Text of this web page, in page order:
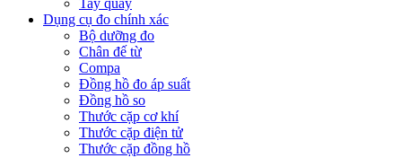
Dụng cụ đo chính xác
Bộ dưỡng đo
Chân đế từ
Compa
Đồng hồ đo áp suất
Đồng hồ so
Thước cặp cơ khí
Thước cặp điện tử
Thước cặp đồng hồ